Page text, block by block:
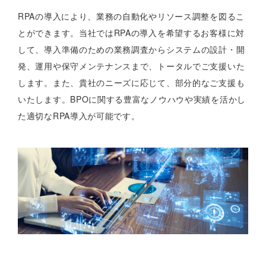
RPAの導入により、業務の自動化やリソース調整を図るこ
とができます。当社ではRPAの導入を希望するお客様に対
して、導入準備のための業務調査からシステムの設計・開
発、運用や保守メンテナンスまで、トータルでご支援いた
します。また、貴社のニーズに応じて、部分的なご支援も
いたします。BPOに関する豊富なノウハウや実績を活かし
た適切なRPA導入が可能です。